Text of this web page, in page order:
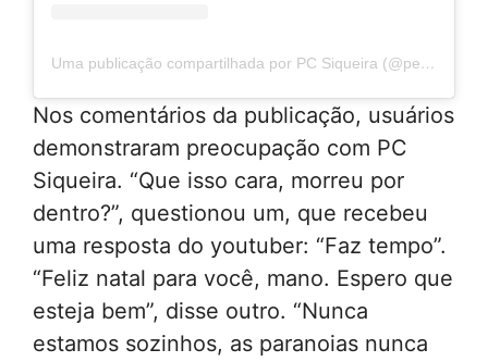
Uma publicação compartilhada por PC Siqueira (@pecesiqueira)
Nos comentários da publicação, usuários
demonstraram preocupação com PC
Siqueira. “Que isso cara, morreu por
dentro?”, questionou um, que recebeu
uma resposta do youtuber: “Faz tempo”.
“Feliz natal para você, mano. Espero que
esteja bem”, disse outro. “Nunca
estamos sozinhos, as paranoias nunca